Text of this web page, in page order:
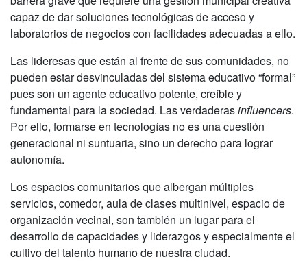
capaz de dar soluciones tecnológicas de acceso y
laboratorios de negocios con facilidades adecuadas a ello.
Las lideresas que están al frente de sus comunidades, no
pueden estar desvinculadas del sistema educativo “formal”
pues son un agente educativo potente, creíble y
fundamental para la sociedad. Las verdaderasinfluencers.
Por ello, formarse en tecnologías no es una cuestión
generacional ni suntuaria, sino un derecho para lograr
autonomía.
Los espacios comunitarios que albergan múltiples
servicios, comedor, aula de clases multinivel, espacio de
organización vecinal, son también un lugar para el
desarrollo de capacidades y liderazgos y especialmente el
cultivo del talento humano de nuestra ciudad.